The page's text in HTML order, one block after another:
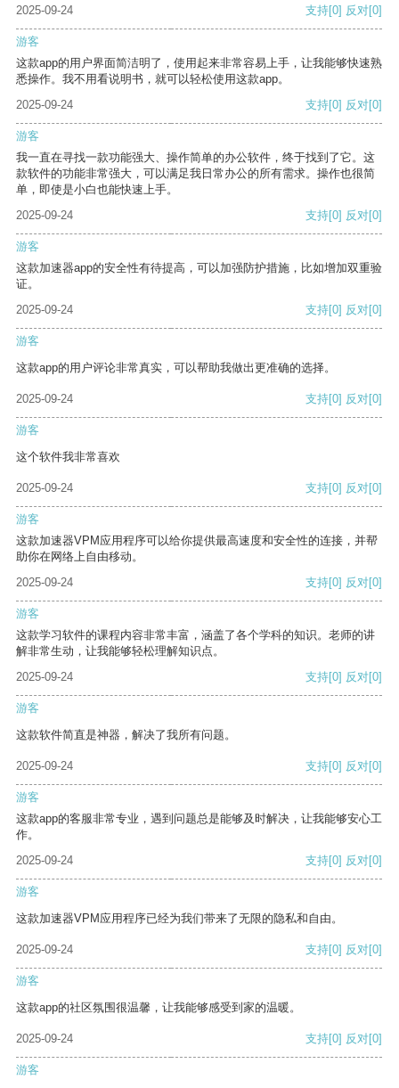
2025-09-24 支持[0] 反对[0]
游客
这款app的用户界面简洁明了，使用起来非常容易上手，让我能够快速熟
悉操作。我不用看说明书，就可以轻松使用这款app。
2025-09-24
支持[0] 反对[0]
游客
我一直在寻找一款功能强大、操作简单的办公软件，终于找到了它。这
款软件的功能非常强大，可以满足我日常办公的所有需求。操作也很简
单，即使是小白也能快速上手。
2025-09-24
支持[0] 反对[0]
游客
这款加速器app的安全性有待提高，可以加强防护措施，比如增加双重验
证。
2025-09-24
支持[0] 反对[0]
游客
这款app的用户评论非常真实，可以帮助我做出更准确的选择。
2025-09-24 支持[0] 反对[0]
游客
这个软件我非常喜欢
2025-09-24 支持[0] 反对[0]
游客
这款加速器VPM应用程序可以给你提供最高速度和安全性的连接，并帮
助你在网络上自由移动。
2025-09-24
支持[0] 反对[0]
游客
这款学习软件的课程内容非常丰富，涵盖了各个学科的知识。老师的讲
解非常生动，让我能够轻松理解知识点。
2025-09-24
支持[0] 反对[0]
游客
这款软件简直是神器，解决了我所有问题。
2025-09-24 支持[0] 反对[0]
游客
这款app的客服非常专业，遇到问题总是能够及时解决，让我能够安心工
作。
2025-09-24
支持[0] 反对[0]
游客
这款加速器VPM应用程序已经为我们带来了无限的隐私和自由。
2025-09-24 支持[0] 反对[0]
游客
这款app的社区氛围很温馨，让我能够感受到家的温暖。
2025-09-24 支持[0] 反对[0]
游客